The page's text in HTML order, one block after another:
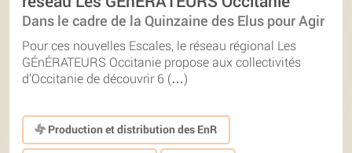
Dans le cadre de la Quinzaine des Elus pour Agir
Pour ces nouvelles Escales, le réseau régional Les
GÉnÉRATEURS Occitanie propose aux collectivités
d’Occitanie de découvrir 6 (…)
Production et distribution des EnR